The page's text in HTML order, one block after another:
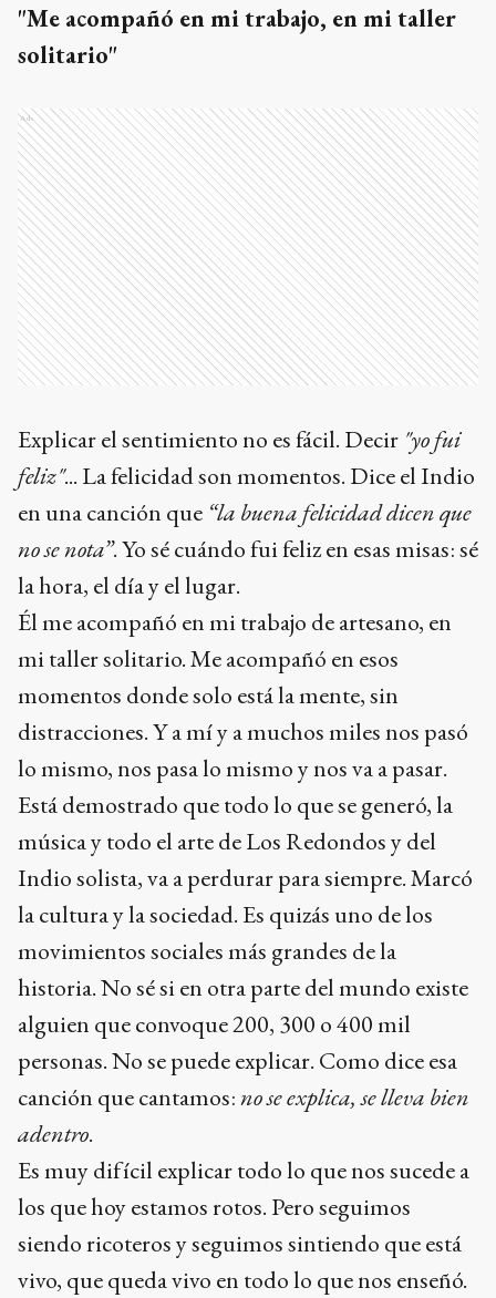
"Me acompañó en mi trabajo, en mi taller
solitario"
Ads
Explicar el sentimiento no es fácil. Decir "yo fui
feliz"... La felicidad son momentos. Dice el Indio
en una canción que “la buena felicidad dicen que
no se nota”. Yo sé cuándo fui feliz en esas misas: sé
la hora, el día y el lugar.
Él me acompañó en mi trabajo de artesano, en
mi taller solitario. Me acompañó en esos
momentos donde solo está la mente, sin
distracciones. Y a mí y a muchos miles nos pasó
lo mismo, nos pasa lo mismo y nos va a pasar.
Está demostrado que todo lo que se generó, la
música y todo el arte de Los Redondos y del
Indio solista, va a perdurar para siempre. Marcó
la cultura y la sociedad. Es quizás uno de los
movimientos sociales más grandes de la
historia. No sé si en otra parte del mundo existe
alguien que convoque 200, 300 o 400 mil
personas. No se puede explicar. Como dice esa
canción que cantamos:no se explica, se lleva bien
adentro.
Es muy difícil explicar todo lo que nos sucede a
los que hoy estamos rotos. Pero seguimos
siendo ricoteros y seguimos sintiendo que está
vivo, que queda vivo en todo lo que nos enseñó.